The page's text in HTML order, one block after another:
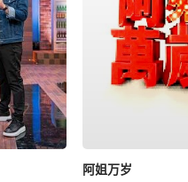
阿姐万岁